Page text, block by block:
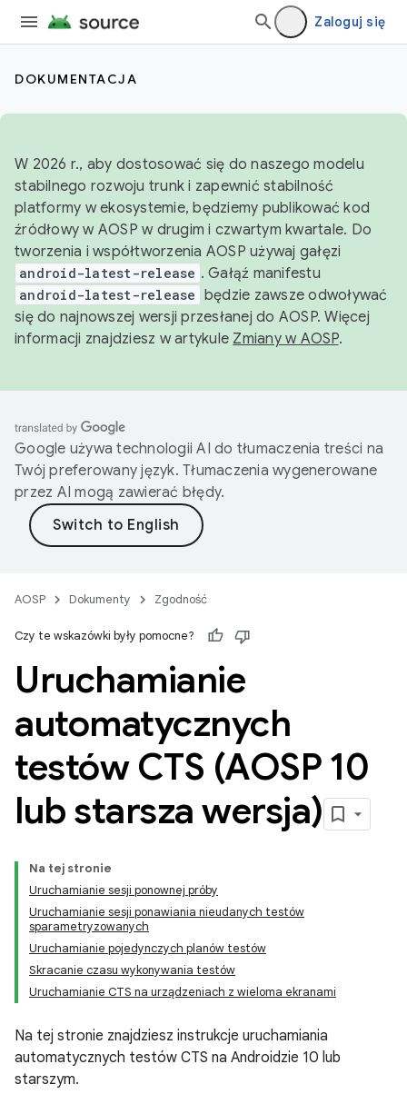
Zaloguj się
DOKUMENTACJA
W 2026 r., aby dostosować się do naszego modelu
stabilnego rozwoju trunk i zapewnić stabilność
platformy w ekosystemie, będziemy publikować kod
źródłowy w AOSP w drugim i czwartym kwartale. Do
tworzenia i współtworzenia AOSP używaj gałęzi
android-latest-release . Gałąź manifestu
android-latest-release będzie zawsze odwoływać
się do najnowszej wersji przesłanej do AOSP. Więcej
informacji znajdziesz w artykule Zmiany w AOSP.
Google używa technologii AI do tłumaczenia treści na
Twój preferowany język. Tłumaczenia wygenerowane
przez AI mogą zawierać błędy.
AOSP Dokumenty Zgodność
Czy te wskazówki były pomocne?
Uruchamianie
automatycznych
testów CTS (AOSP 10
lub starsza wersja)
Na tej stronie
Uruchamianie sesji ponownej próby
Uruchamianie sesji ponawiania nieudanych testów
sparametryzowanych
Uruchamianie pojedynczych planów testów
Skracanie czasu wykonywania testów
Uruchamianie CTS na urządzeniach z wieloma ekranami
Na tej stronie znajdziesz instrukcje uruchamiania
automatycznych testów CTS na Androidzie 10 lub
starszym.